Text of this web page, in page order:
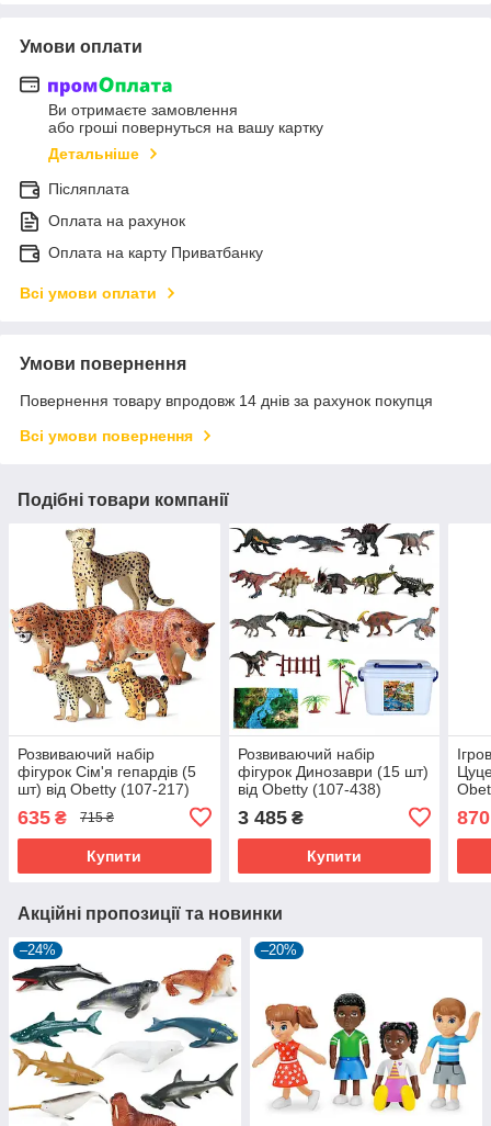
Умови оплати
Ви отримаєте замовлення
або гроші повернуться на вашу картку
Детальніше
Післяплата
Оплата на рахунок
Оплата на карту Приватбанку
Всі умови оплати
Умови повернення
Повернення товару впродовж 14 днів за рахунок покупця
Всі умови повернення
Подібні товари компанії
Розвиваючий набір
фігурок Сім'я гепардів (5
шт) від Obetty (107-217)
635 ₴ 715 ₴
Купити
Розвиваючий набір
фігурок Динозаври (15 шт)
від Obetty (107-438)
3 485₴
Купити
870
Акційні пропозиції та новинки
–24% –20%